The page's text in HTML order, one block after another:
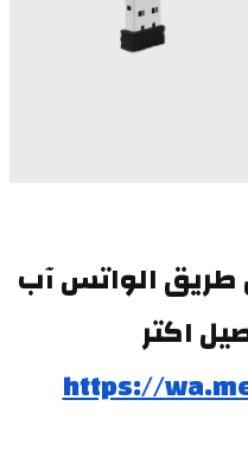
اكتر
https://